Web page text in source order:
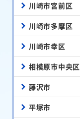
川崎市宮前区
川崎市多摩区
川崎市幸区
相模原市中央区
藤沢市
平塚市